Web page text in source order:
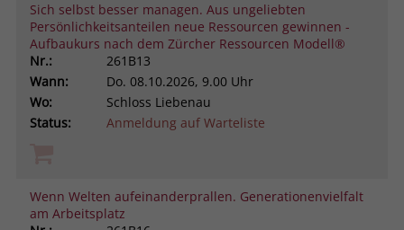
Sich selbst besser managen. Aus ungeliebten
Persönlichkeitsanteilen neue Ressourcen gewinnen -
Aufbaukurs nach dem Zürcher Ressourcen Modell®
Nr.:
261B13
Wann:
Do. 08.10.2026, 9.00 Uhr
Wo:
Schloss Liebenau
Status:
Anmeldung auf Warteliste
Wenn Welten aufeinanderprallen. Generationenvielfalt
am Arbeitsplatz